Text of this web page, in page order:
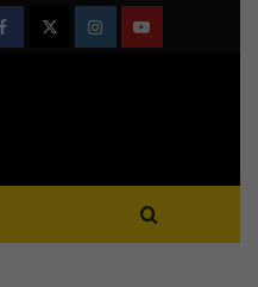
FacebookTwitterInstagramYoutube